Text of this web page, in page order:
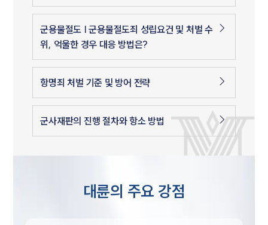
군용물절도 | 군용물절도죄 성립요건 및 처벌 수
위, 억울한 경우 대응 방법은?
항명죄 처벌 기준 및 방어 전략
군사재판의 진행 절차와 항소 방법
대륜의 주요 강점